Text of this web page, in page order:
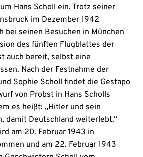
Hans Scholl ein. Trotz seiner
im Dezember 1942
bei seinen Besuchen in München
des fünften Flugblattes der
auch bereit, selbst eine
Nach der Festnahme der
Sophie Scholl findet die Gestapo
von Probst in Hans Scholls
es heißt: „Hitler und sein
damit Deutschland weiterlebt.“
am 20. Februar 1943 in
und am 22. Februar 1943